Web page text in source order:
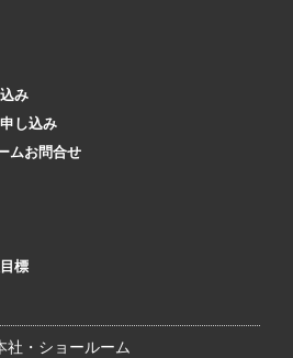
み
し込み
ムお問合せ
標
社・ショールーム